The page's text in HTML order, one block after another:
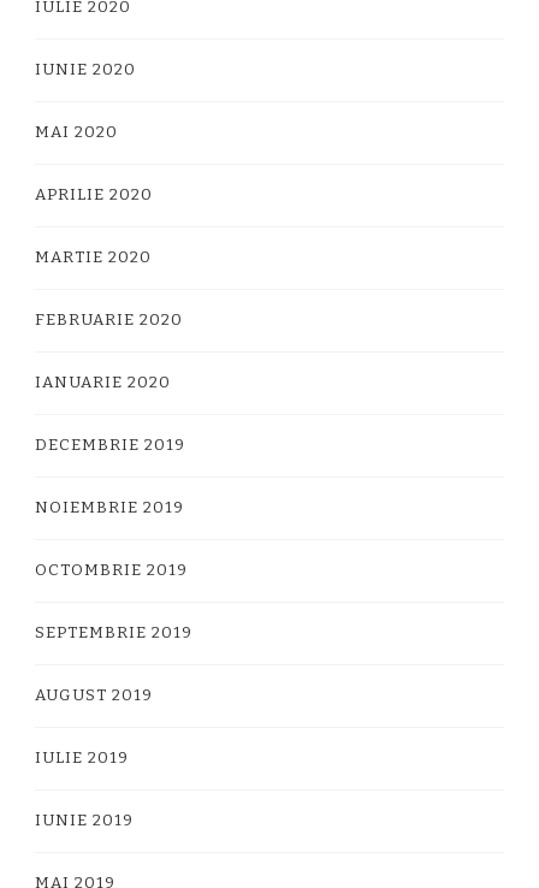
IULIE 2020
IUNIE 2020
MAI 2020
APRILIE 2020
MARTIE 2020
FEBRUARIE 2020
IANUARIE 2020
DECEMBRIE 2019
NOIEMBRIE 2019
OCTOMBRIE 2019
SEPTEMBRIE 2019
AUGUST 2019
IULIE 2019
IUNIE 2019
MAI 2019